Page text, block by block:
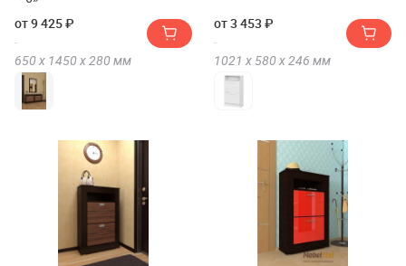
от 9 425 ₽
650 х 1450 х280 мм
от 3 453 ₽
1021 х 580 х246 мм